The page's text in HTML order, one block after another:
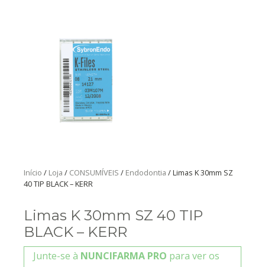
Início / Loja / CONSUMÍVEIS / Endodontia / Limas K 30mm SZ
40 TIP BLACK – KERR
Limas K 30mm SZ 40 TIP
BLACK – KERR
Junte-se à NUNCIFARMA PRO para ver os